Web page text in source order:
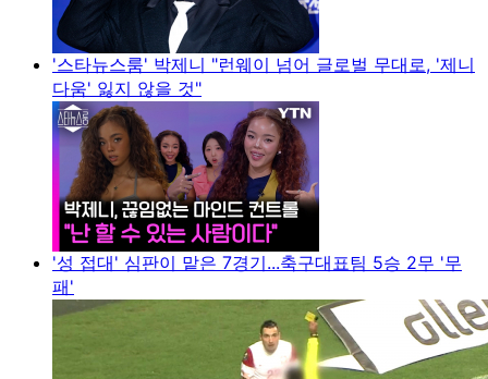
'스타뉴스룸' 박제니 "런웨이 넘어 글로벌 무대로, '제니
다움' 잃지 않을 것"
'성 접대' 심판이 맡은 7경기...축구대표팀 5승 2무 '무
패'